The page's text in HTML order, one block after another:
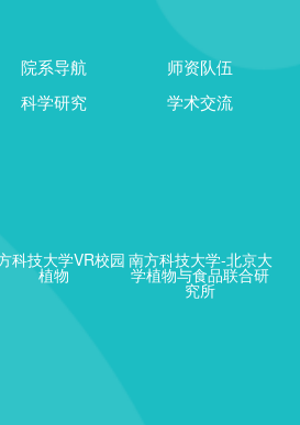
院系导航
师资队伍
科学研究
学术交流
科技大学VR校园
植物
南方科技大学-北京大
学植物与食品联合研
究所